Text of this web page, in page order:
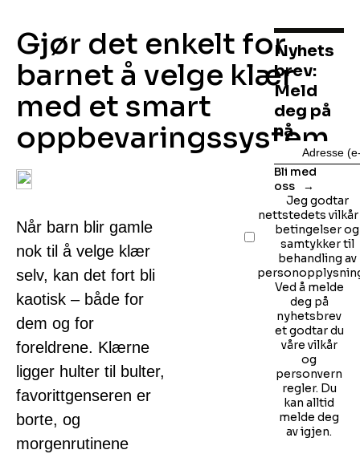
Gjør det enkelt for
barnet å velge klær
med et smart
oppbevaringssystem
Når barn blir gamle
nok til å velge klær
selv, kan det fort bli
kaotisk – både for
dem og for
foreldrene. Klærne
ligger hulter til bulter,
favorittgenseren er
borte, og
morgenrutinene
Nyhets
brev:
Meld
deg på
nå
Bli med
oss
Jeg godtar
nettstedets
betingelser og
samtykker til
behandling av
Ved å melde
deg på
nyhetsbrev
et godtar du
våre vilkår
og
personvern
regler. Du
kan alltid
melde deg
av igjen.